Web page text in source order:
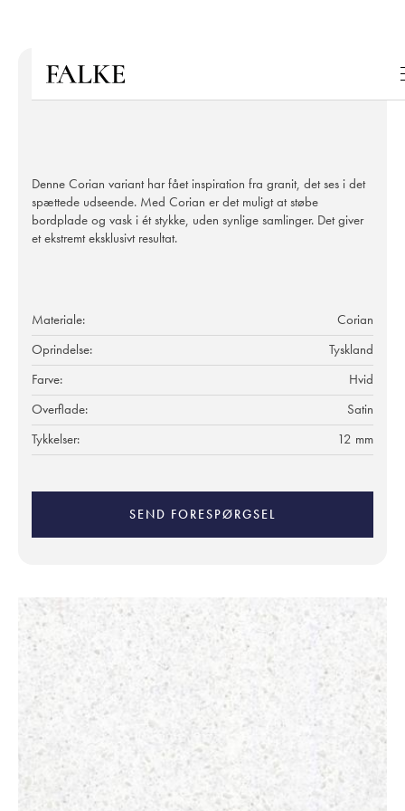
Denne Corian variant har fået inspiration fra granit, det ses i det
spættede udseende. Med Corian er det muligt at støbe
bordplade og vask i ét stykke, uden synlige samlinger. Det giver
et ekstremt eksklusivt resultat.
Materiale:
Corian
Oprindelse:
Tyskland
Farve:
Hvid
Overflade:
Satin
Tykkelser:
12 mm
SEND FORESPØRGSEL